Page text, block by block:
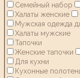
Семейный набор
Халаты женские
Мужская одежда
Халаты мужские
Тапочки
Женские тапочки
Для кухни
Кухонные